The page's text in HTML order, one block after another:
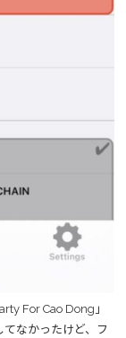
For Cao Dong」
なかったけど、フ